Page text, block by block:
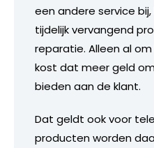
een andere service
tijdelijk vervangend
reparatie. Alleen al
kost dat meer geld
bieden aan de klant.
Dat geldt ook voor
producten worden